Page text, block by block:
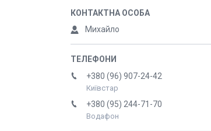
Михайло
+380 (96) 907-24-42
Київстар
+380 (95) 244-71-70
Водафон